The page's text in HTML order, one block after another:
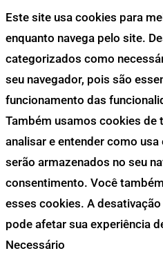
Este site usa cookies para
enquanto navega pelo site.
categorizados como
seu navegador, pois são
funcionamento das
Também usamos cookies de
analisar e entender como
serão armazenados no seu
consentimento. Você
esses cookies. A
pode afetar sua experiência
Necessário